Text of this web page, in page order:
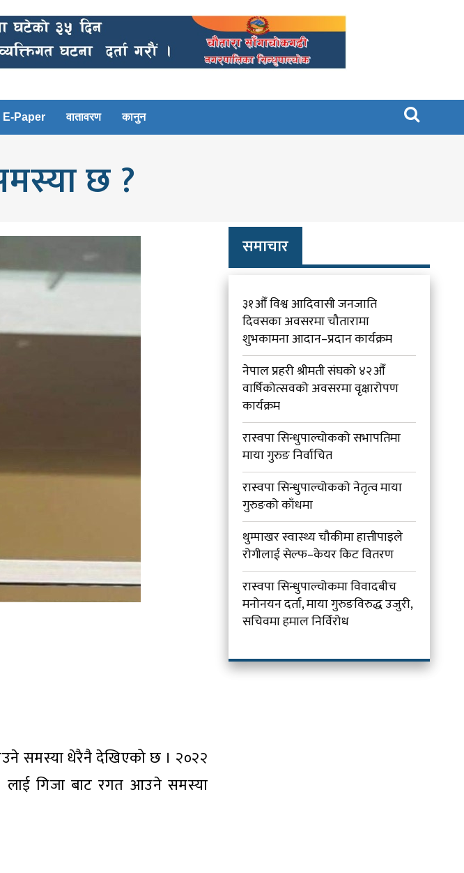
E-Paper वातावरण कानुन 
छ ?
समस्या धेरैनै देखिएको छ । २०२२
लाई गिजा बाट रगत आउने समस्या
समाचार
३१औँ विश्व आदिवासी जनजाति
दिवसका अवसरमा चौतारामा
शुभकामना आदान–प्रदान कार्यक्रम
नेपाल प्रहरी श्रीमती संघको ४२औँ
वार्षिकोत्सवको अवसरमा वृक्षारोपण
कार्यक्रम
रास्वपा सिन्धुपाल्चोकको सभापतिमा
माया गुरुङ निर्वाचित
रास्वपा सिन्धुपाल्चोकको नेतृत्व माया
गुरुङको काँधमा
थुम्पाखर स्वास्थ्य चौकीमा हात्तीपाइले
रोगीलाई सेल्फ–केयर किट वितरण
रास्वपा सिन्धुपाल्चोकमा विवादबीच
मनोनयन दर्ता, माया गुरुङविरुद्ध उजुरी,
सचिवमा हमाल निर्विरोध